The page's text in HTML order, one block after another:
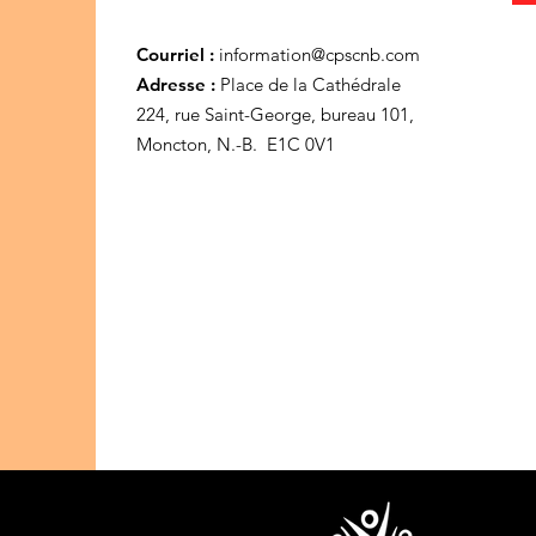
Courriel : information@cpscnb.com
Adresse : Place de la Cathédrale
224, rue Saint-George, bureau 101,
Moncton, N.-B. E1C 0V1